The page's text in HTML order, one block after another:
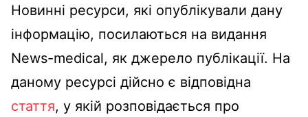
Новинні ресурси, які опублікували дану
інформацію, посилаються на видання
News-medical, як джерело публікації. На
даному ресурсі дійсно є відповідна
стаття, у якій розповідається про